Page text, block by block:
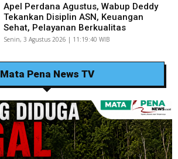
Apel Perdana Agustus, Wabup Deddy
Tekankan Disiplin ASN, Keuangan
Sehat, Pelayanan Berkualitas
Senin, 3 Agustus 2026 | 11:19:40 WIB
Mata Pena News TV